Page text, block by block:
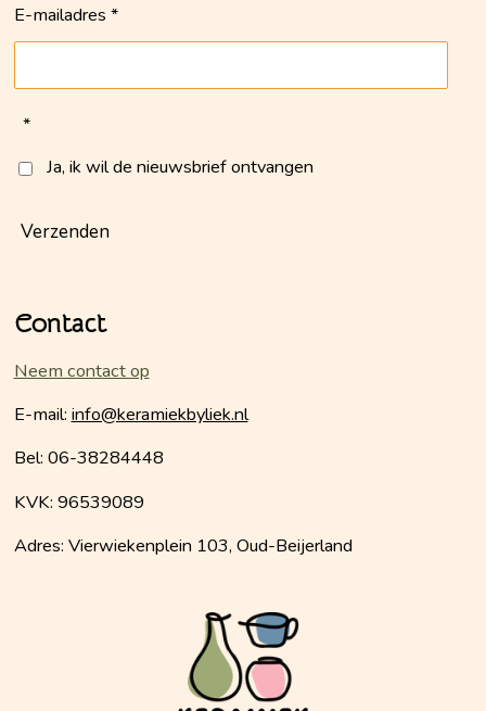
E-mailadres *
*
Ja, ik wil de nieuwsbrief ontvangen
Verzenden
Contact
Neem contact op
E-mail: info@keramiekbyliek.nl
Bel: 06-38284448
KVK: 96539089
Adres: Vierwiekenplein 103, Oud-Beijerland